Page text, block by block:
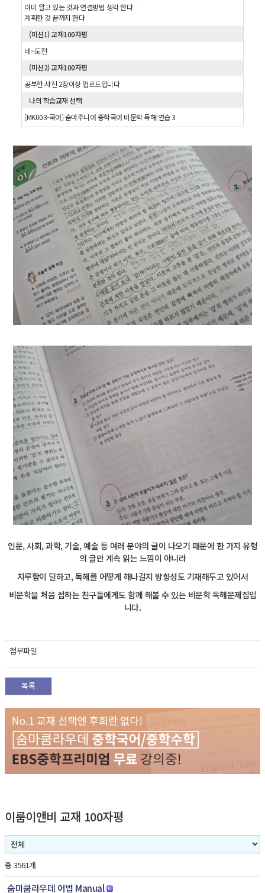
이미 알고 있는 것과 연결방법 생각 한다
계획한 것 끝까지 한다
(미션1) 교재100자평
네~도전
(미션2) 교재100자평
공부한 사진 2장이상 업로드입니다
나의 학습교재 선택
[MK003-국어] 숨마주니어 중학국어 비문학 독해 연습 3
인문, 사회, 과학, 기술, 예술 등 여러 분야의 글이 나오기 때문에 한 가지 유형
의 글만 계속 읽는 느낌이 아니라
지루함이 덜하고, 독해를 어떻게 해나갈지 방향성도 기재해두고 있어서
비문학을 처음 접하는 친구들에게도 함께 해볼 수 있는 비문학 독해문제집입
니다.
첨부파일
목록
이룸이앤비 교재 100자평
총 3561개
숨마쿰라우데 어법 Manual